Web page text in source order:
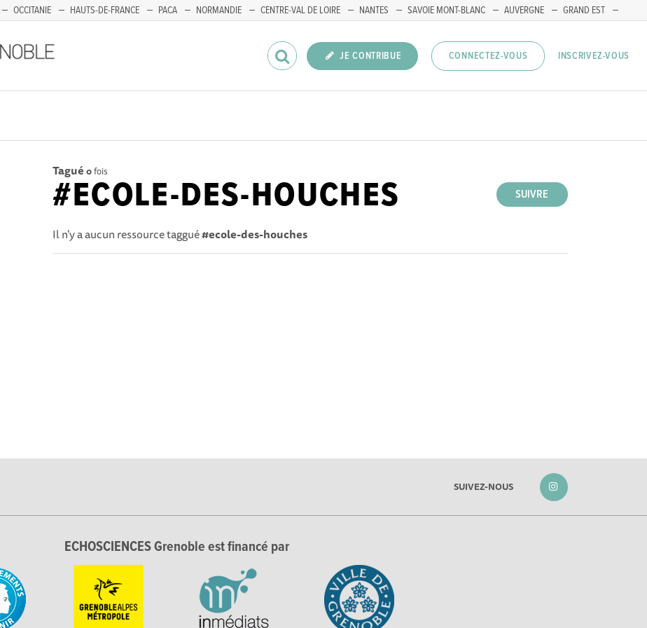
OCCITANIE HAUTS-DE-FRANCE PACA NORMANDIE CENTRE-VAL DE LOIRE NANTES SAVOIE MONT-BLANC AUVERGNE
GRAND EST
JE CONTRIBUE CONNECTEZ-VOUS INSCRIVEZ-VOUS
Tagué 0fois
SUIVRE
#ECOLE-DES-HOUCHES
Il n'y a aucun ressource taggué#ecole-des-houches
SUIVEZ-NOUS
ECHOSCIENCES Grenoble est financé par